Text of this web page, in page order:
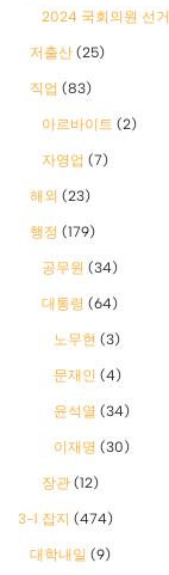
2024 국회의원 선거
저출산 (25)
직업 (83)
아르바이트 (2)
자영업 (7)
해외 (23)
행정 (179)
공무원 (34)
대통령 (64)
노무현 (3)
문재인 (4)
윤석열 (34)
이재명 (30)
장관 (12)
3-1 잡지 (474)
대학내일 (9)